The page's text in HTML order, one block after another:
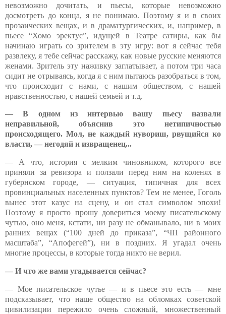
невозможно дочитать, и пьесы, которые невозможно
досмотреть до конца, я не понимаю. Поэтому я и в своих
прозаических вещах, и в драматургических, и, например, в
пьесе “Хомо эректус”, идущей в Театре сатиры, как бы
начинаю играть со зрителем в эту игру: вот я сейчас тебя
развлеку, я тебе сейчас расскажу, как новые русские меняются
женами. Зритель эту наживку заглатывает, а потом три часа
сидит не отрываясь, когда я с ним пытаюсь разобраться в том,
что происходит с нами, с нашим обществом, с нашей
нравственностью, с нашей семьей и т.д.
— В одном из интервью вашу пьесу назвали
неправильной, объяснив это нетипичностью
происходящего. Мол, не каждый нувориш, рвущийся ко
власти, — негодяй и извращенец...
— А что, история с мелким чиновником, которого все
приняли за ревизора и ползали перед ним на коленях в
губернском городе, — ситуация, типичная для всех
провинциальных населенных пунктов? Тем не менее, Гоголь
вынес этот казус на сцену, и он стал символом эпохи!
Поэтому я просто прошу довериться моему писательскому
чутью, оно меня, кстати, ни разу не обманывало, ни в моих
ранних вещах (“100 дней до приказа”, “ЧП районного
масштаба”, “Апофегей”), ни в поздних. Я угадал очень
многие процессы, в которые тогда никто не верил.
— И что же вами угадывается сейчас?
— Мое писательское чутье — и в пьесе это есть — мне
подсказывает, что наше общество на обломках советской
цивилизации пережило очень сложный, множественный